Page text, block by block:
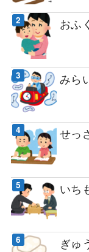
おふ
みら
せっ
いち
ぎゅ